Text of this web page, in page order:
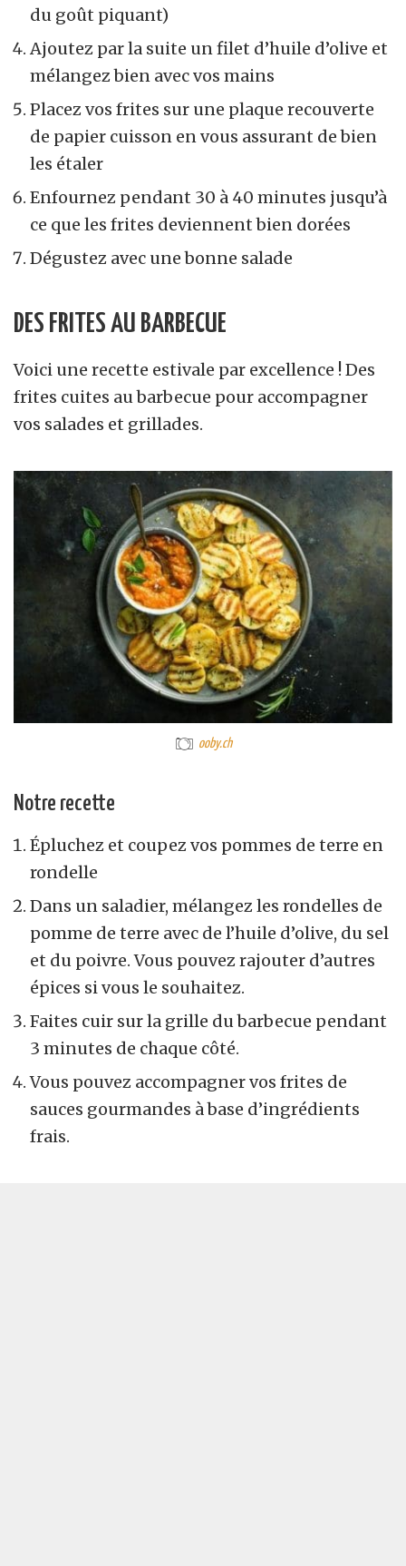
du goût piquant)
Ajoutez par la suite un filet d’huile d’olive et
mélangez bien avec vos mains
Placez vos frites sur une plaque recouverte
de papier cuisson en vous assurant de bien
les étaler
Enfournez pendant 30 à 40 minutes jusqu’à
ce que les frites deviennent bien dorées
Dégustez avec une bonne salade
DES FRITES AU BARBECUE
Voici une recette estivale par excellence ! Des
frites cuites au barbecue pour accompagner
vos salades et grillades.
ooby.ch
Notre recette
Épluchez et coupez vos pommes de terre en
rondelle
Dans un saladier, mélangez les rondelles de
pomme de terre avec de l’huile d’olive, du sel
et du poivre. Vous pouvez rajouter d’autres
épices si vous le souhaitez.
Faites cuir sur la grille du barbecue pendant
3 minutes de chaque côté.
Vous pouvez accompagner vos frites de
sauces gourmandes à base d’ingrédients
frais.